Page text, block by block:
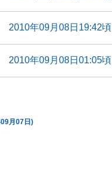
2010年09月08日19:42頃
2010年09月08日01:05頃
月07日)